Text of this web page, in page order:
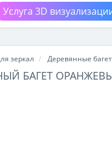
Услуга 3D
зеркал Деревянные
БАГЕТ